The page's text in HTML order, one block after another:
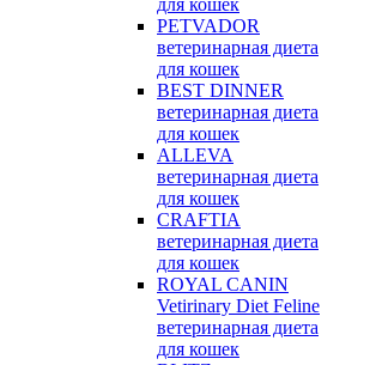
для кошек
PETVADOR
ветеринарная диета
для кошек
BEST DINNER
ветеринарная диета
для кошек
ALLEVA
ветеринарная диета
для кошек
CRAFTIA
ветеринарная диета
для кошек
ROYAL CANIN
Vetirinary Diet Feline
ветеринарная диета
для кошек